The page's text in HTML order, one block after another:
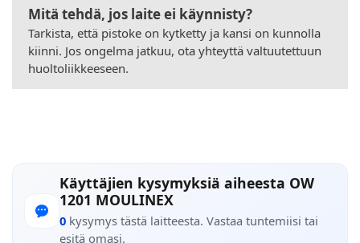
Mitä tehdä, jos laite ei käynnisty?
Tarkista, että pistoke on kytketty ja kansi on kunnolla
kiinni. Jos ongelma jatkuu, ota yhteyttä valtuutettuun
huoltoliikkeeseen.
Käyttäjien kysymyksiä aiheesta OW
1201 MOULINEX
0 kysymys tästä laitteesta. Vastaa tuntemiisi tai
esitä omasi.